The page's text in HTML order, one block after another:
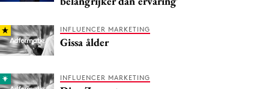
INFLUENCER MARKETING
Gissa ålder
INFLUENCER MARKETING